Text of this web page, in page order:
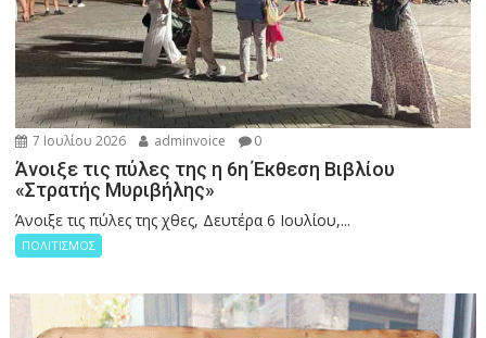
7 Ιουλίου 2026 adminvoice 0
Άνοιξε τις πύλες της η 6η Έκθεση Βιβλίου
«Στρατής Μυριβήλης»
Άνοιξε τις πύλες της χθες, Δευτέρα 6 Ιουλίου,...
ΠΟΛΙΤΙΣΜΟΣ